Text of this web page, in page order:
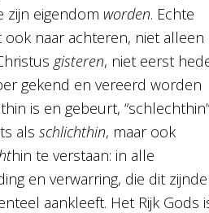
zijn eigendom worden. Echte
naar achteren, niet alleen
gisteren, niet eerst
gekend en vereerd worden
is en gebeurt, “schlechthin”
als schlichthin, maar ook
hin te verstaan: in alle
en verwarring, die dit
aankleeft. Het Rijk Gods